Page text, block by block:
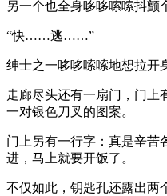
另一个也全身哆哆嗦嗦抖颤
“快……逃……”
绅士之一哆哆嗦嗦地想拉开
走廊尽头还有一扇门，门上
一对银色刀叉的图案。
门上另有一行字：真是辛苦
进，马上就要开饭了。
不仅如此，钥匙孔还露出两